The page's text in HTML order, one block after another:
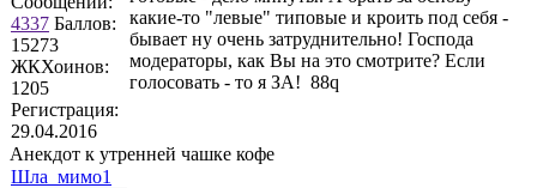
4337 Баллов:
15273
ЖКХоинов:
1205
Регистрация:
29.04.2016
какие-то "левые" типовые и кроить под себя -
бывает ну очень затруднительно! Господа
модераторы, как Вы на это смотрите? Если
голосовать - то я ЗА! 88q
Анекдот к утренней чашке кофе
Шла_мимо1